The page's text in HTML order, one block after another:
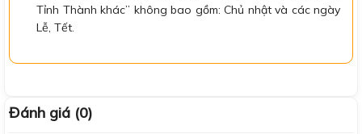
Tỉnh Thành khác” không bao gồm: Chủ nhật và các ngày
Lễ, Tết.
Đánh giá (0)